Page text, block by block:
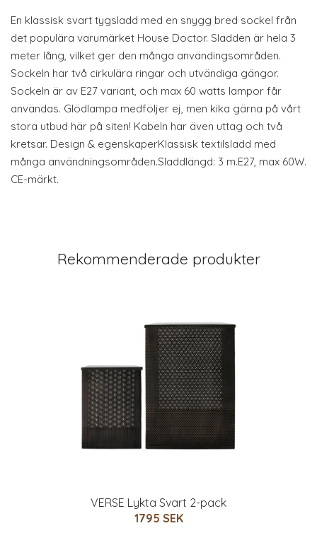
En klassisk svart tygsladd med en snygg bred sockel från
det populära varumärket House Doctor. Sladden är hela 3
meter lång, vilket ger den många användingsområden.
Sockeln har två cirkulära ringar och utvändiga gängor.
Sockeln är av E27 variant, och max 60 watts lampor får
användas. Glödlampa medföljer ej, men kika gärna på vårt
stora utbud här på siten! Kabeln har även uttag och två
kretsar. Design & egenskaperKlassisk textilsladd med
många användningsområden.Sladdlängd: 3 m.E27, max 60W.
CE-märkt.
Rekommenderade produkter
VERSE Lykta Svart 2-pack
1795 SEK